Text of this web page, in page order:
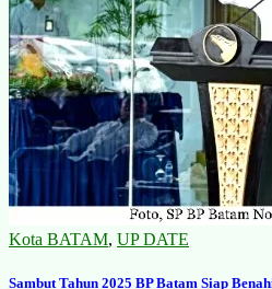
Kota BATAM, UP DATE
Sambut Tahun 2025 BP Batam Siap